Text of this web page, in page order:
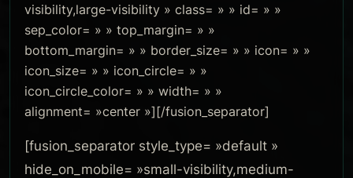
visibility,large-visibility » class= » » id= » »
sep_color= » » top_margin= » »
bottom_margin= » » border_size= » » icon= » »
icon_size= » » icon_circle= » »
icon_circle_color= » » width= » »
alignment= »center »][/fusion_separator]
[fusion_separator style_type= »default »
hide_on_mobile= »small-visibility,medium-